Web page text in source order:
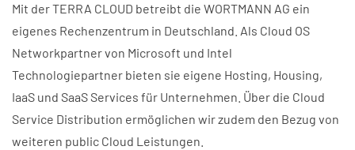
Mit der TERRA CLOUD betreibt die WORTMANN AG ein
eigenes Rechenzentrum in Deutschland. Als Cloud OS
Networkpartner von Microsoft und Intel
Technologiepartner bieten sie eigene Hosting, Housing,
IaaS und SaaS Services für Unternehmen. Über die Cloud
Service Distribution ermöglichen wir zudem den Bezug von
weiteren public Cloud Leistungen.